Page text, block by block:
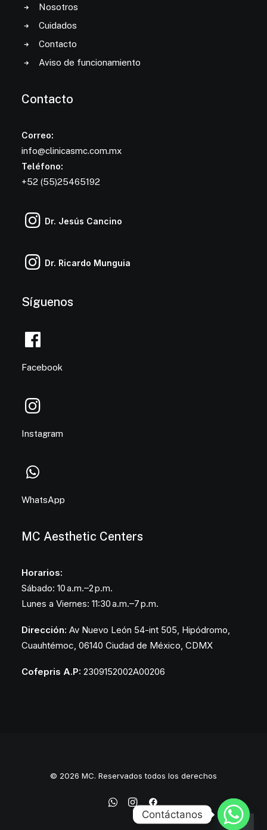
MC Aesthetic Centers
Horarios:
Sábado: 10 a.m.–2 p.m.
Lunes a Viernes: 11:30 a.m.–7 p.m.
Dirección: Av Nuevo León 54-int 505, Hipódromo,
Cuauhtémoc, 06140 Ciudad de México, CDMX
Cofepris A.P: 2309152002A00206
Nosotros
Cuidados
Contacto
Aviso de funcionamiento
Contacto
Correo:
info@clinicasmc.com.mx
Teléfono:
+52 (55)25465192
Dr. Jesús Cancino
Dr. Ricardo Munguia
Síguenos
Facebook
Instagram
WhatsApp
© 2026 MC. Reservados todos los derechos
Contáctanos